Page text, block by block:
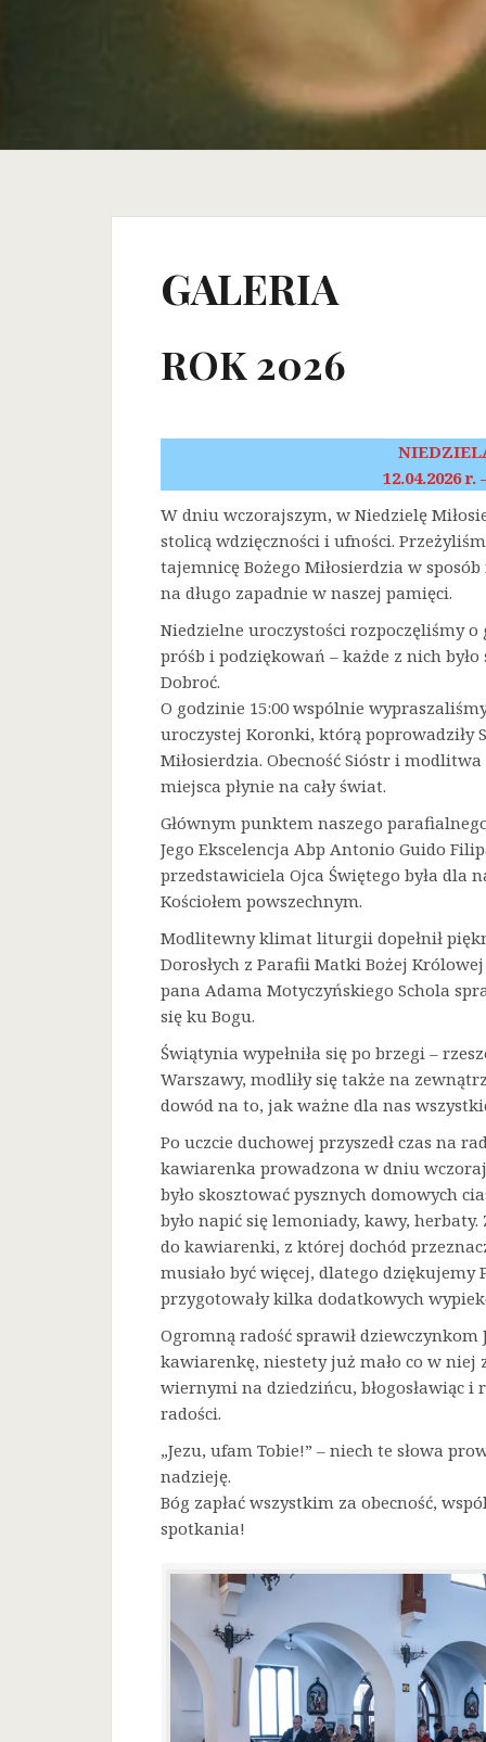
GALERIA
ROK 2026
12.04.2026
W dniu wczorajszym, w Niedzielę
stolicą wdzięczności i ufności.
tajemnicę Bożego Miłosierdzia w
na długo zapadnie w naszej pamięci.
Niedzielne uroczystości rozpoczęliśmy
próśb i podziękowań – każde z nich
Dobroć.
O godzinie 15:00 wspólnie
uroczystej Koronki, którą poprowadziły
Miłosierdzia. Obecność Sióstr i
miejsca płynie na cały świat.
Głównym punktem naszego
Jego Ekscelencja Abp Antonio Guido
przedstawiciela Ojca Świętego była dla
Kościołem powszechnym.
Modlitewny klimat liturgii dopełnił
Dorosłych z Parafii Matki Bożej
pana Adama Motyczyńskiego Schola
się ku Bogu.
Świątynia wypełniła się po brzegi –
Warszawy, modliły się także na
dowód na to, jak ważne dla nas
Po uczcie duchowej przyszedł czas na
kawiarenka prowadzona w dniu
było skosztować pysznych domowych
było napić się lemoniady, kawy,
do kawiarenki, z której dochód
musiało być więcej, dlatego
przygotowały kilka dodatkowych
Ogromną radość sprawił dziewczynkom
kawiarenkę, niestety już mało co w niej
wiernymi na dziedzińcu, błogosławiąc
radości.
„Jezu, ufam Tobie!” – niech te słowa
nadzieję.
Bóg zapłać wszystkim za obecność,
spotkania!